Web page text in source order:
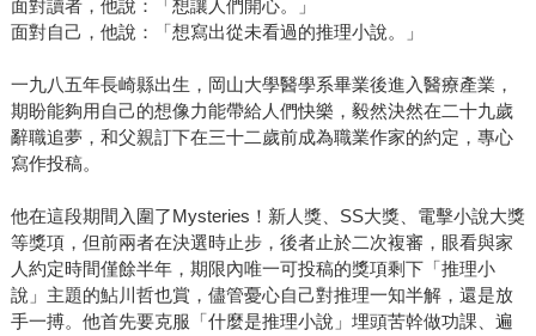
面對讀者，他說：「想讓人們開心。」
面對自己，他說：「想寫出從未看過的推理小說。」
一九八五年長崎縣出生，岡山大學醫學系畢業後進入醫療產業，
期盼能夠用自己的想像力能帶給人們快樂，毅然決然在二十九歲
辭職追夢，和父親訂下在三十二歲前成為職業作家的約定，專心
寫作投稿。
他在這段期間入圍了Mysteries！新人獎、SS大獎、電擊小說大獎
等獎項，但前兩者在決選時止步，後者止於二次複審，眼看與家
人約定時間僅餘半年，期限內唯一可投稿的獎項剩下「推理小
說」主題的鮎川哲也賞，儘管憂心自己對推理一知半解，還是放
手一搏。他首先要克服「什麼是推理小說」埋頭苦幹做功課、遍